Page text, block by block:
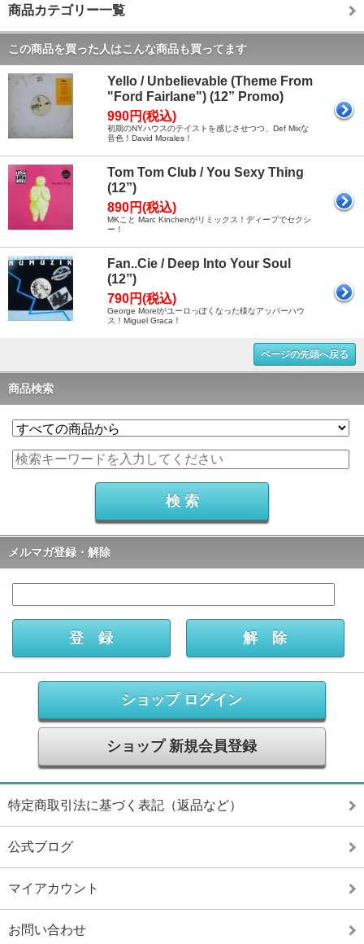
商品カテゴリー一覧
この商品を買った人はこんな商品も買ってます
Yello / Unbelievable (Theme From
"Ford Fairlane") (12” Promo)
990円(税込)
初期のNYハウスのテイストを感じさせつつ、Def Mixな
音色！David Morales！
Tom Tom Club / You Sexy Thing
(12”)
890円(税込)
MKこと Marc Kinchenがリミックス！ディープでセクシ
ー！
Fan..Cie / Deep Into Your Soul
(12”)
790円(税込)
George Morelがユーロっぽくなった様なアッパーハウ
ス！Miguel Graca！
ページの先頭へ戻る
商品検索
メルマガ登録・解除
ショップ ログイン
ショップ 新規会員登録
特定商取引法に基づく表記（返品など）
公式ブログ
マイアカウント
お問い合わせ